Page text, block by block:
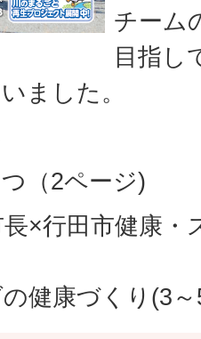
チーム
目指し
ました。
（2ページ)
×行田市健康
健康づくり(3